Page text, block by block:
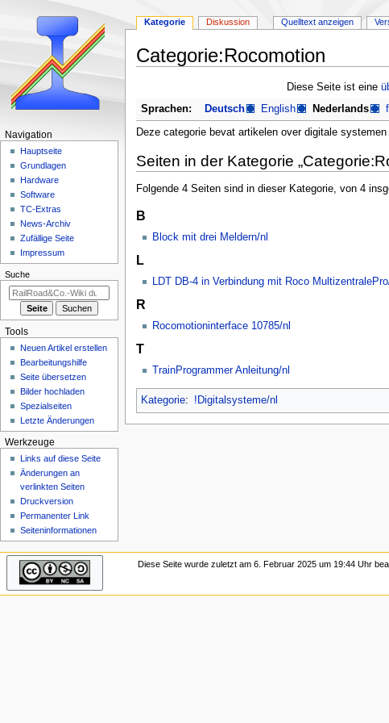
Categorie:Rocomotion
springen
springen
Diese Seite ist eine
Sprachen: Deutsch English Nederlands
Deze categorie bevat artikelen over digitale systemen
Seiten in der Kategorie
Folgende 4 Seiten sind in dieser Kategorie, von 4
B
Block mit drei Meldern/nl
L
LDT DB-4 in Verbindung mit Roco
R
Rocomotioninterface 10785/nl
T
TrainProgrammer Anleitung/nl
Kategorie: !Digitalsysteme/nl
N
i
o
m
Kategorie Diskussion Quelltext anzeigen
Navigation
Hauptseite
Grundlagen
Hardware
Software
TC-Extras
News-Archiv
Zufällige Seite
Impressum
Suche
Tools
Neuen Artikel erstellen
Bearbeitungshilfe
Seite übersetzen
Bilder hochladen
Spezialseiten
Letzte Änderungen
Werkzeuge
Links auf diese Seite
Änderungen an
verlinkten Seiten
Druckversion
Permanenter Link
Seiten­­informationen
Diese Seite wurde zuletzt am 6. Februar 2025 um 19:44 Uhr